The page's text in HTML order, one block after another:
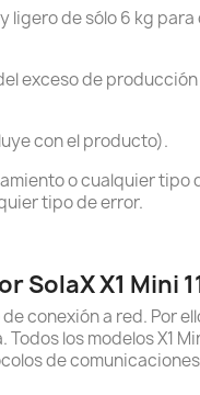
ligero de sólo 6 kg
exceso de
con el producto).
o cualquier
tipo de error.
X1 Mini
conexión a red. Por
los modelos X1
de